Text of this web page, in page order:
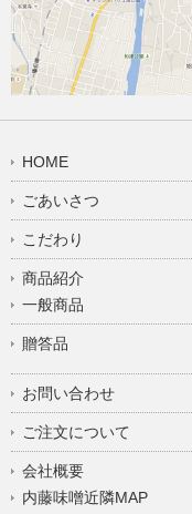
HOME
ごあいさつ
こだわり
商品紹介
一般商品
贈答品
お問い合わせ
ご注文について
会社概要
内藤味噌近隣MAP